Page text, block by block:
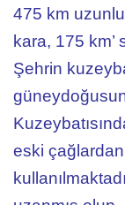
475 km
kara, 175 km’
Şehrin
eski